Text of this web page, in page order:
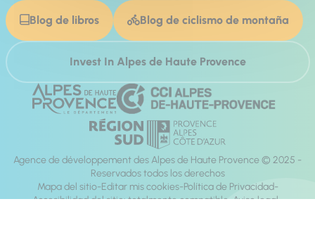
Blog de libros Blog de ciclismo de montaña
Invest In Alpes de Haute Provence
Agence de développement des Alpes de Haute Provence © 2025 -
Reservados todos los derechos
Mapa del sitio Editar mis cookies Política de Privacidad
Accesibilidad del sitio: totalmente compatible Aviso legal